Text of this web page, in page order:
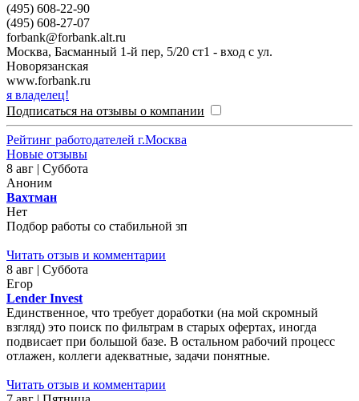
(495) 608-22-90
(495) 608-27-07
forbank@forbank.alt.ru
Москва, Басманный 1-й пер, 5/20 ст1 - вход с ул.
Новорязанская
www.forbank.ru
я владелец!
Подписаться на отзывы о компании
Рейтинг работодателей г.Москва
Новые отзывы
8 авг | Суббота
Аноним
Вахтман
Нет
Подбор работы со стабильной зп
Читать отзыв и комментарии
8 авг | Суббота
Егор
Lender Invest
Единственное, что требует доработки (на мой скромный
взгляд) это поиск по фильтрам в старых офертах, иногда
подвисает при большой базе. В остальном рабочий процесс
отлажен, коллеги адекватные, задачи понятные.
Читать отзыв и комментарии